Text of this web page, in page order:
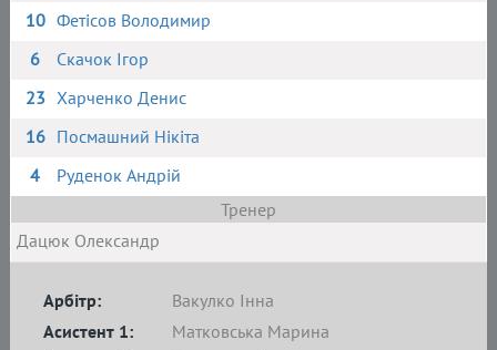
10 Фетісов Володимир
6
Скачок Ігор
23 Харченко Денис
16 Посмашний Нікіта
4
Руденок Андрій
Тренер
Дацюк Олександр
Арбітр:
Вакулко Інна
Асистент 1:
Матковська Марина